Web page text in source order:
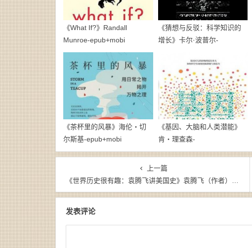
《What If?》Randall
Munroe-epub+mobi
《猜想与反驳：科学知识的
增长》卡尔·波普尔-
《茶杯里的风暴》海伦・切
尔斯基-epub+mobi
《基因、大脑和人类潜能》
肯・理查森-
epub+mobi+azw3
上一篇
《世界历史很有趣：袁腾飞讲美国史》袁腾飞（作者）-epub+mobi+azw3
发表评论